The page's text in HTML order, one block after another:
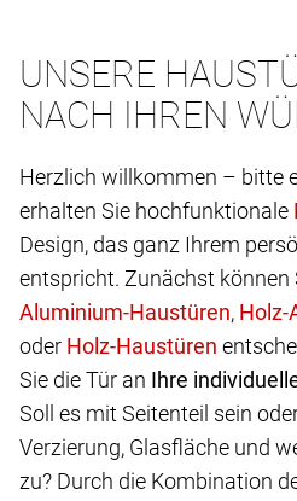
UNSERE
NACH IHREN
Herzlich willkommen – bitte
erhalten Sie hochfunktionale
Design, das ganz Ihrem
entspricht. Zunächst können
,
oder
Sie die Tür an Ihre
Soll es mit Seitenteil sein
Verzierung, Glasfläche und
zu? Durch die Kombination